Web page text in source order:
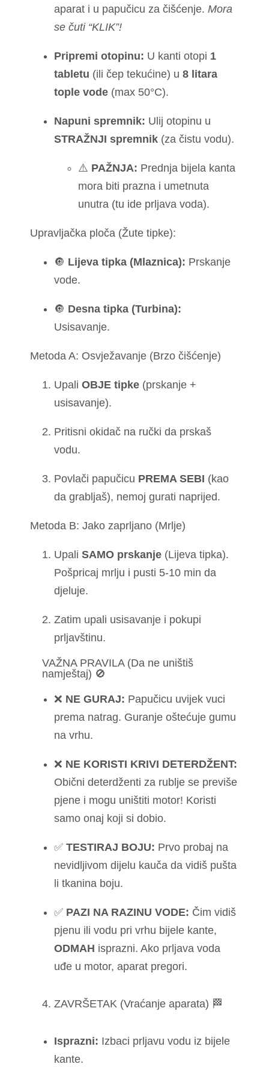
aparat i u papučicu za čišćenje. Mora
se čuti “KLIK”!
Pripremi otopinu: U kanti otopi 1
tabletu (ili čep tekućine) u 8 litara
tople vode (max 50°C).
Napuni spremnik: Ulij otopinu u
STRAŽNJI spremnik (za čistu vodu).
⚠️ PAŽNJA: Prednja bijela kanta
mora biti prazna i umetnuta
unutra (tu ide prljava voda).
Upravljačka ploča (Žute tipke):
🔘 Lijeva tipka (Mlaznica): Prskanje
vode.
🔘 Desna tipka (Turbina):
Usisavanje.
Metoda A: Osvježavanje (Brzo čišćenje)
Upali OBJE tipke (prskanje +
usisavanje).
Pritisni okidač na ručki da prskaš
vodu.
Povlači papučicu PREMA SEBI (kao
da grabljaš), nemoj gurati naprijed.
Metoda B: Jako zaprljano (Mrlje)
Upali SAMO prskanje (Lijeva tipka).
Pošpricaj mrlju i pusti 5-10 min da
djeluje.
Zatim upali usisavanje i pokupi
prljavštinu.
VAŽNA PRAVILA (Da ne uništiš
namještaj) 🚫
❌ NE GURAJ: Papučicu uvijek vuci
prema natrag. Guranje oštećuje gumu
na vrhu.
❌ NE KORISTI KRIVI DETERDŽENT:
Obični deterdženti za rublje se previše
pjene i mogu uništiti motor! Koristi
samo onaj koji si dobio.
✅ TESTIRAJ BOJU: Prvo probaj na
nevidljivom dijelu kauča da vidiš pušta
li tkanina boju.
✅ PAZI NA RAZINU VODE: Čim vidiš
pjenu ili vodu pri vrhu bijele kante,
ODMAH isprazni. Ako prljava voda
uđe u motor, aparat pregori.
4. ZAVRŠETAK (Vraćanje aparata) 🏁
Isprazni: Izbaci prljavu vodu iz bijele
kante.